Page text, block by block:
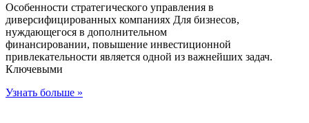
Особенности стратегического управления в
диверсифицированных компаниях Для бизнесов,
нуждающегося в дополнительном
финансировании, повышение инвестиционной
привлекательности является одной из важнейших задач.
Ключевыми
Узнать больше »